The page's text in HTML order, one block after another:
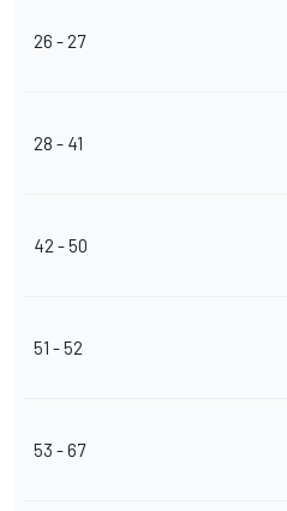
26 - 27
28 - 41
42 - 50
51 - 52
53 - 67